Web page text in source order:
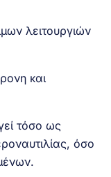
λειτουργιών
και
τόσο ως
όσο